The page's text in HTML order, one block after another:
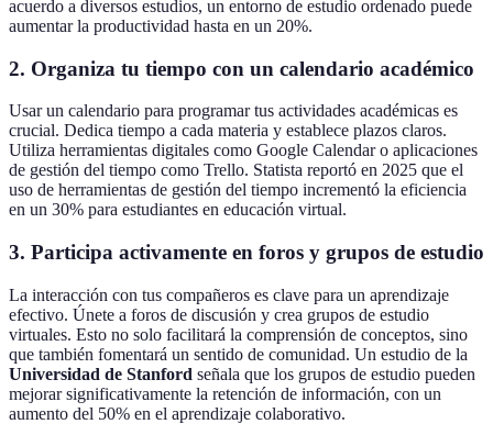
acuerdo a diversos estudios, un entorno de estudio ordenado puede
aumentar la productividad hasta en un 20%.
2. Organiza tu tiempo con un calendario académico
Usar un calendario para programar tus actividades académicas es
crucial. Dedica tiempo a cada materia y establece plazos claros.
Utiliza herramientas digitales como Google Calendar o aplicaciones
de gestión del tiempo como Trello. Statista reportó en 2025 que el
uso de herramientas de gestión del tiempo incrementó la eficiencia
en un 30% para estudiantes en educación virtual.
3. Participa activamente en foros y grupos de estudio
La interacción con tus compañeros es clave para un aprendizaje
efectivo. Únete a foros de discusión y crea grupos de estudio
virtuales. Esto no solo facilitará la comprensión de conceptos, sino
que también fomentará un sentido de comunidad. Un estudio de la
Universidad de Stanford señala que los grupos de estudio pueden
mejorar significativamente la retención de información, con un
aumento del 50% en el aprendizaje colaborativo.